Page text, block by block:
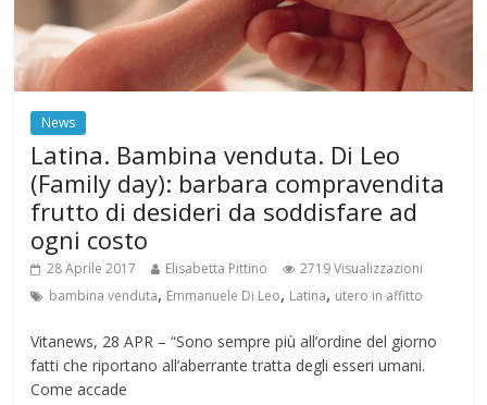
News
Latina. Bambina venduta. Di Leo
(Family day): barbara compravendita
frutto di desideri da soddisfare ad
ogni costo
28 Aprile 2017 Elisabetta Pittino
2719 Visualizzazioni
bambina venduta, Emmanuele Di Leo, Latina, utero in affitto
Vitanews, 28 APR – “Sono sempre più all’ordine del giorno
fatti che riportano all’aberrante tratta degli esseri umani.
Come accade